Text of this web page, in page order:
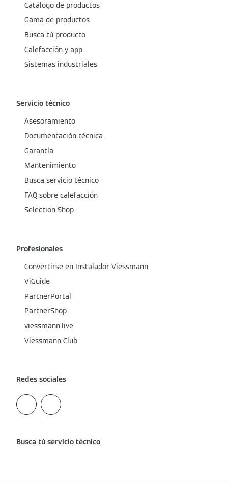
Catálogo de productos
Gama de productos
Busca tú producto
Calefacción y app
Sistemas industriales
Servicio técnico
Asesoramiento
Documentación técnica
Garantía
Mantenimiento
Busca servicio técnico
FAQ sobre calefacción
Selection Shop
Profesionales
Convertirse en Instalador Viessmann
ViGuide
PartnerPortal
PartnerShop
viessmann.live
Viessmann Club
Redes sociales
Busca tú servicio técnico